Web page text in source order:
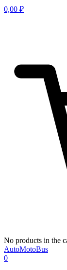
0,00 ₽
No products in the
AutoMotoBus
0